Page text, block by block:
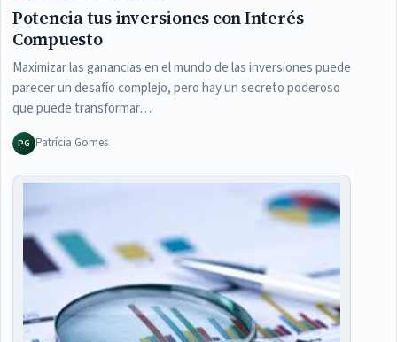
Potencia tus inversiones con Interés
Compuesto
Maximizar las ganancias en el mundo de las inversiones puede
parecer un desafío complejo, pero hay un secreto poderoso
que puede transformar…
PG Patrícia Gomes